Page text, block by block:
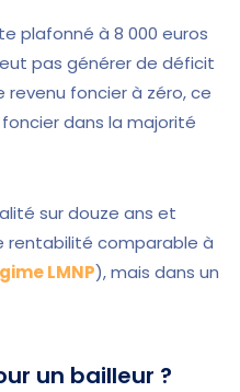
plafonné à 8 000 euros
pas générer de déficit
revenu foncier à zéro, ce
dans la majorité
sur douze ans et
rentabilité comparable à
LMNP), mais dans un
un bailleur ?